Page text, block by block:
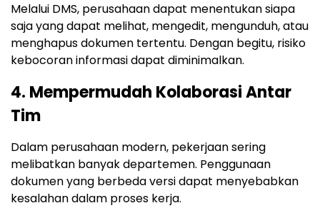
Melalui DMS, perusahaan dapat menentukan siapa
saja yang dapat melihat, mengedit, mengunduh, atau
menghapus dokumen tertentu. Dengan begitu, risiko
kebocoran informasi dapat diminimalkan.
4. Mempermudah Kolaborasi Antar
Tim
Dalam perusahaan modern, pekerjaan sering
melibatkan banyak departemen. Penggunaan
dokumen yang berbeda versi dapat menyebabkan
kesalahan dalam proses kerja.